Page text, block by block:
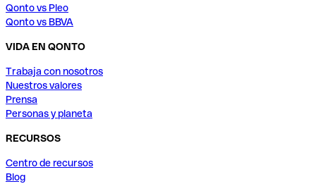
Qonto vs Pleo
Qonto vs BBVA
VIDA EN QONTO
Trabaja con nosotros
Nuestros valores
Prensa
Personas y planeta
RECURSOS
Centro de recursos
Blog